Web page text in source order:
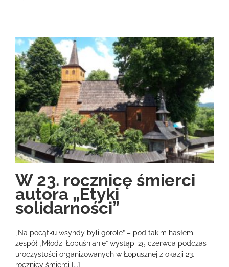
W 23. rocznicę śmierci
autora „Etyki
solidarności”
„Na pocątku wsyndy byli górole” – pod takim hasłem
zespół „Młodzi Łopuśnianie” wystąpi 25 czerwca podczas
uroczystości organizowanych w Łopusznej z okazji 23.
rocznicy śmierci [...]